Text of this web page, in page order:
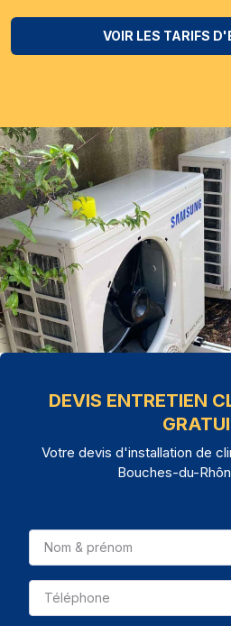
VOIR LES TARIFS
DEVIS ENTRETIEN
Votre devis d'installation de
Bouches-du-